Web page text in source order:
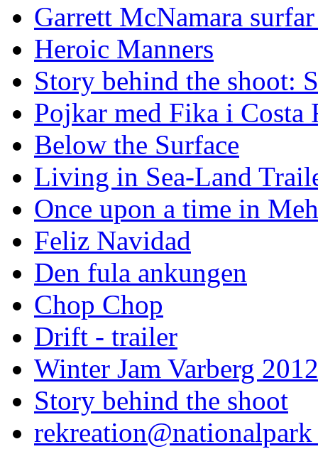
Garrett McNamara
Heroic Manners
Story behind the shoot:
Pojkar med Fika i Costa
Below the Surface
Living in Sea-Land
Once upon a time in
Feliz Navidad
Den fula ankungen
Chop Chop
Drift - trailer
Winter Jam Varberg 2012
Story behind the shoot
rekreation@nationalpark